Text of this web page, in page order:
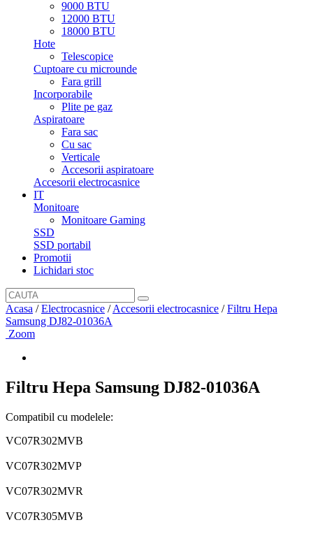
9000 BTU
12000 BTU
18000 BTU
Hote
Telescopice
Cuptoare cu microunde
Fara grill
Incorporabile
Plite pe gaz
Aspiratoare
Fara sac
Cu sac
Verticale
Accesorii aspiratoare
Accesorii electrocasnice
IT
Monitoare
Monitoare Gaming
SSD
SSD portabil
Promotii
Lichidari stoc
Acasa /Electrocasnice /Accesorii electrocasnice /Filtru Hepa
Samsung DJ82-01036A
Zoom
Filtru Hepa Samsung DJ82-01036A
Compatibil cu modelele:
VC07R302MVB
VC07R302MVP
VC07R302MVR
VC07R305MVB